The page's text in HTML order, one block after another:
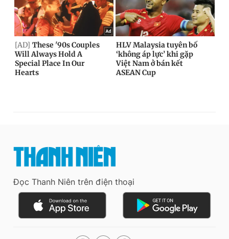
Đọc Thanh Niên trên điện thoại